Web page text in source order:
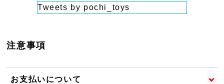
Tweets by pochi_toys
注意事項
お支払いについて